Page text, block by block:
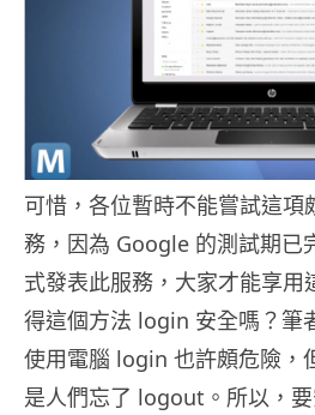
可惜，各位暫時不能嘗試這項
務，因為 Google 的測試期已
式發表此服務，大家才能享用
得這個方法 login 安全嗎？筆
使用電腦 login 也許頗危險，
是人們忘了 logout。所以，要